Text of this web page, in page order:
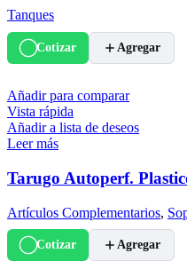
Tanques
Cotizar Agregar
Añadir para comparar
Vista rápida
Añadir a lista de deseos
Leer más
Tarugo Autoperf.
Artículos Complementarios,
Cotizar Agregar